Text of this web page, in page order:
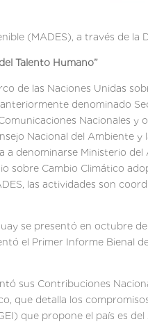
(MADES), a través de
Talento Humano”
de las Naciones Unidas
denominado
Nacionales
Nacional del Ambiente
a denominarse Ministerio
sobre Cambio Climático
las actividades son
se presentó en octubre
el Primer Informe Bienal
sus Contribuciones
que detalla los
que propone el país es